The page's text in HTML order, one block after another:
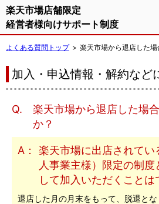
楽天市場店舗限定
経営者様向けサポート制度
よくある質問トップ 楽天市場から退店した
加入・申込情報・解約など
Q.
楽天市場から退店した場
か？
A：
楽天市場に出店されてい
人事業主様）限定の制
して加入いただくことは
退店した月の月末をもって、脱退とな